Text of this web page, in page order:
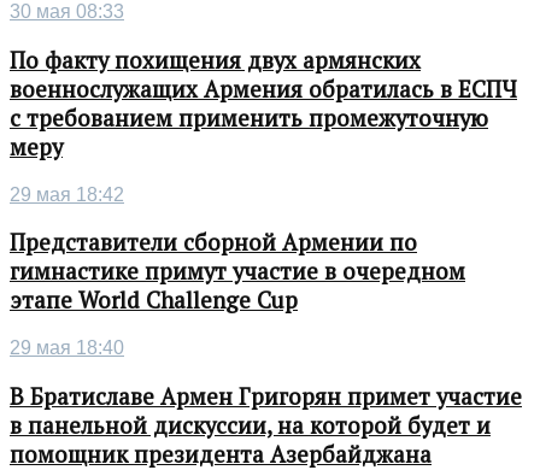
30 мая 08:33
По факту похищения двух армянских
военнослужащих Армения обратилась в ЕСПЧ
с требованием применить промежуточную
меру
29 мая 18:42
Представители сборной Армении по
гимнастике примут участие в очередном
этапе World Challenge Cup
29 мая 18:40
В Братиславе Армен Григорян примет участие
в панельной дискуссии, на которой будет и
помощник президента Азербайджана